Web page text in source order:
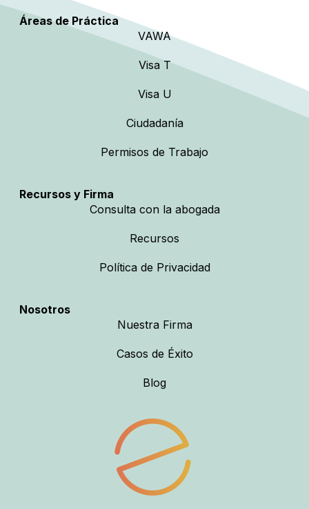
Áreas de Práctica
VAWA
Visa T
Visa U
Ciudadanía
Permisos de Trabajo
Recursos y Firma
Consulta con la abogada
Recursos
Política de Privacidad
Nosotros
Nuestra Firma
Casos de Éxito
Blog